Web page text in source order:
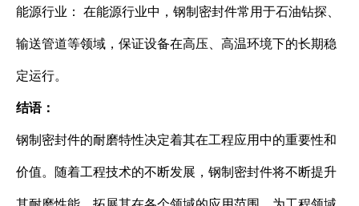
能源行业： 在能源行业中，钢制密封件常用于石油钻探、
输送管道等领域，保证设备在高压、高温环境下的长期稳
定运行。
结语：
钢制密封件的耐磨特性决定着其在工程应用中的重要性和
价值。随着工程技术的不断发展，钢制密封件将不断提升